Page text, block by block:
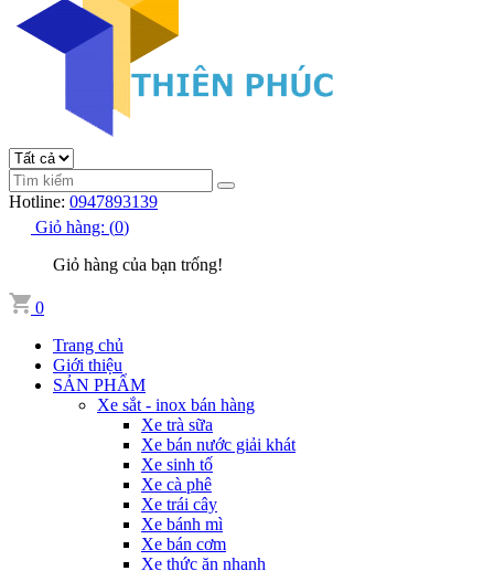
Hotline: 0947893139
Giỏ hàng: (0)
Giỏ hàng của bạn trống!
0
Trang chủ
Giới thiệu
SẢN PHẨM
Xe sắt - inox bán hàng
Xe trà sữa
Xe bán nước giải khát
Xe sinh tố
Xe cà phê
Xe trái cây
Xe bánh mì
Xe bán cơm
Xe thức ăn nhanh